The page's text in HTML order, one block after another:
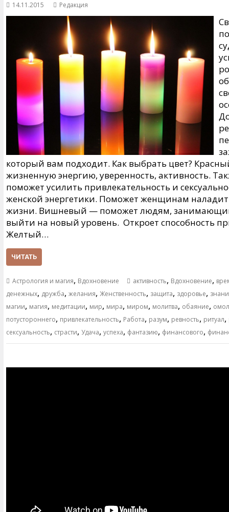
14.11.2015 Редакция
который вам подходит. Как выбрать цвет?
жизненную энергию, уверенность, активность.
поможет усилить привлекательность и
женской энергетики. Поможет женщинам
жизни. Вишневый — поможет людям,
выйти на новый уровень. Откроет способность
Желтый…
ЧИТАТЬ
Астрология и магия, Вдохновение активность, Вдохновение,
денежных, дружба, желания, Женственность, защита, здоровье,
магии, магия, медитации, мир, мира, миром, молитва, обаяние,
потустороннего, привлекательность, Работа, разум, ревность, ритуал,
сексуальность, страсти, Удача, успеха, фантазию, финансового,